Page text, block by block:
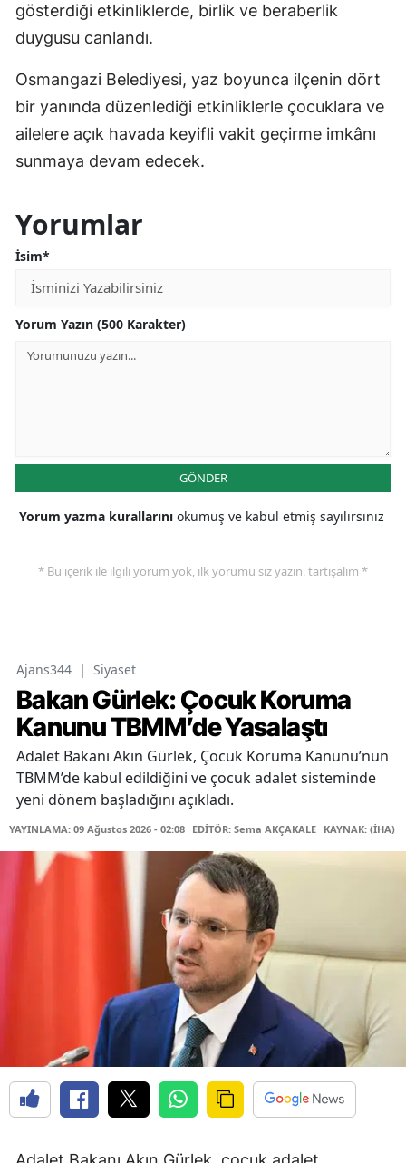
gösterdiği etkinliklerde, birlik ve beraberlik
duygusu canlandı.
Osmangazi Belediyesi, yaz boyunca ilçenin dört
bir yanında düzenlediği etkinliklerle çocuklara ve
ailelere açık havada keyifli vakit geçirme imkânı
sunmaya devam edecek.
Yorumlar
İsim*
Yorum Yazın (500 Karakter)
GÖNDER
Yorum yazma kurallarını okumuş ve kabul etmiş sayılırsınız
* Bu içerik ile ilgili yorum yok, ilk yorumu siz yazın, tartışalım *
Ajans344 | Siyaset
Bakan Gürlek: Çocuk Koruma
Kanunu TBMM’de Yasalaştı
Adalet Bakanı Akın Gürlek, Çocuk Koruma Kanunu’nun
TBMM’de kabul edildiğini ve çocuk adalet sisteminde
yeni dönem başladığını açıkladı.
YAYINLAMA: 09 Ağustos 2026 - 02:08 EDİTÖR: Sema AKÇAKALE KAYNAK: (İHA)